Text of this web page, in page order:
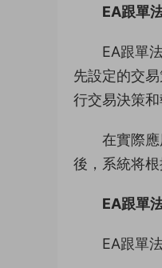
EA跟單
EA跟單
先設定的交
行交易決策和
在實際
後，系統将
EA跟單
EA跟單